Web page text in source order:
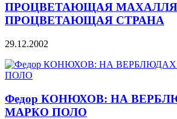
ПРОЦВЕТАЮЩАЯ
ПРОЦВЕТАЮЩАЯ СТРАНА
29.12.2002
Федор КОНЮХОВ: НА
МАРКО ПОЛО